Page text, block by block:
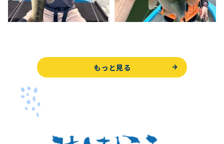
もっと見る